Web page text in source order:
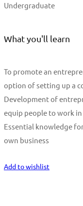
Undergraduate
What you'll learn
To promote an
option of setting up a
Development of
equip people to work
Essential knowledge
own business
Add to wishlist